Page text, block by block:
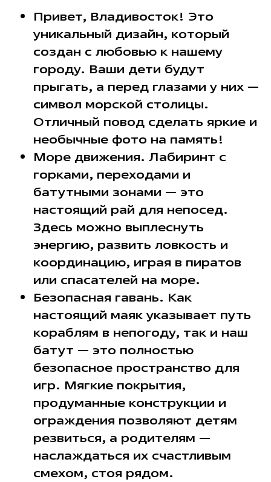
Привет, Владивосток! Это
уникальный дизайн, который
создан с любовью к нашему
городу. Ваши дети будут
прыгать, а перед глазами у них —
символ морской столицы.
Отличный повод сделать яркие и
необычные фото на память!
Море движения. Лабиринт с
горками, переходами и
батутными зонами — это
настоящий рай для непосед.
Здесь можно выплеснуть
энергию, развить ловкость и
координацию, играя в пиратов
или спасателей на море.
Безопасная гавань. Как
настоящий маяк указывает путь
кораблям в непогоду, так и наш
батут — это полностью
безопасное пространство для
игр. Мягкие покрытия,
продуманные конструкции и
ограждения позволяют детям
резвиться, а родителям —
наслаждаться их счастливым
смехом, стоя рядом.